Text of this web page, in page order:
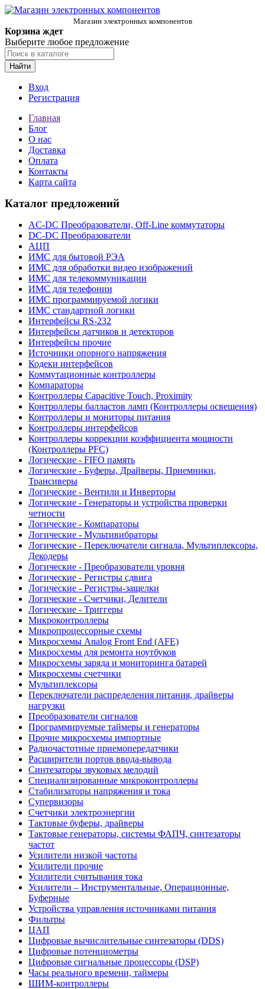
Магазин электронных компонентов
Корзина ждет
Выберите любое предложение
Найти
Вход
Регистрация
Главная
Блог
О нас
Доставка
Оплата
Контакты
Карта сайта
Каталог предложений
AC-DC Преобразователи, Off-Line коммутаторы
DC-DC Преобразователи
АЦП
ИМС для бытовой РЭА
ИМС для обработки видео изображений
ИМС для телекоммуникации
ИМС для телефонии
ИМС программируемой логики
ИМС стандартной логики
Интерфейсы RS-232
Интерфейсы датчиков и детекторов
Интерфейсы прочие
Источники опорного напряжения
Кодеки интерфейсов
Коммутационные контроллеры
Компараторы
Контроллеры Capacitive Touch, Proximity
Контроллеры балластов ламп (Контроллеры освещения)
Контроллеры и мониторы питания
Контроллеры интерфейсов
Контроллеры коррекции коэффициента мощности
(Контроллеры PFC)
Логические - FIFO память
Логические - Буферы, Драйверы, Приемники,
Трансиверы
Логические - Вентили и Инверторы
Логические - Генераторы и устройства проверки
четности
Логические - Компараторы
Логические - Мультивибраторы
Логические - Переключатели сигнала, Мультиплексоры,
Декодеры
Логические - Преобразователи уровня
Логические - Регистры сдвига
Логические - Регистры-защелки
Логические - Счетчики, Делители
Логические - Триггеры
Микроконтроллеры
Микропроцессорные схемы
Микросхемы Analog Front End (AFE)
Микросхемы для ремонта ноутбуков
Микросхемы заряда и мониторинга батарей
Микросхемы счетчики
Мультиплексоры
Переключатели распределения питания, драйверы
нагрузки
Преобразователи сигналов
Программируемые таймеры и генераторы
Прочие микросхемы импортные
Радиочастотные приемопередатчики
Расширители портов ввода-вывода
Синтезаторы звуковых мелодий
Специализированные микроконтроллеры
Стабилизаторы напряжения и тока
Супервизоры
Счетчики электроэнергии
Тактовые буферы, драйверы
Тактовые генераторы, системы ФАПЧ, синтезаторы
частот
Усилители низкой частоты
Усилители прочие
Усилители считывания тока
Усилители – Инструментальные, Операционные,
Буферные
Устройства управления источниками питания
Фильтры
ЦАП
Цифровые вычислительные синтезаторы (DDS)
Цифровые потенциометры
Цифровые сигнальные процессоры (DSP)
Часы реального времени, таймеры
ШИМ-контроллеры